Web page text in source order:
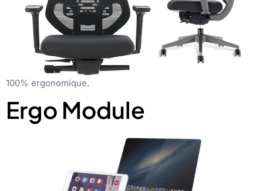
100% ergonomique.
Ergo Module